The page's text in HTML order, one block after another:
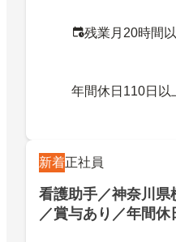
残業月20時間
年間休日110日以
新着正社員
看護助手／神奈川
／賞与あり／年間